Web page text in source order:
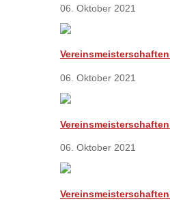
06. Oktober 2021
06. Oktober 2021
06. Oktober 2021